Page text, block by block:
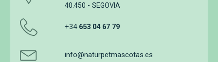
40.450 - SEGOVIA
+34 653 04 67 79
info@naturpetmascotas.es